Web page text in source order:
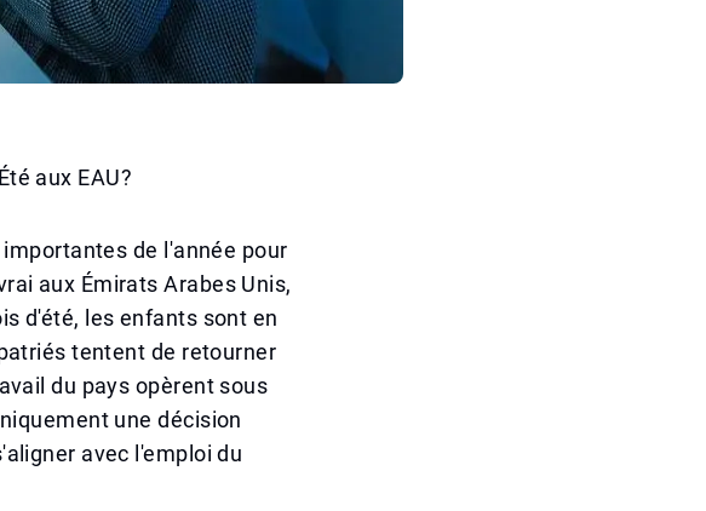
aux EAU?
de l'année pour
aux Émirats Arabes Unis,
d'été, les enfants sont en
tentent de retourner
du pays opèrent sous
une décision
avec l'emploi du